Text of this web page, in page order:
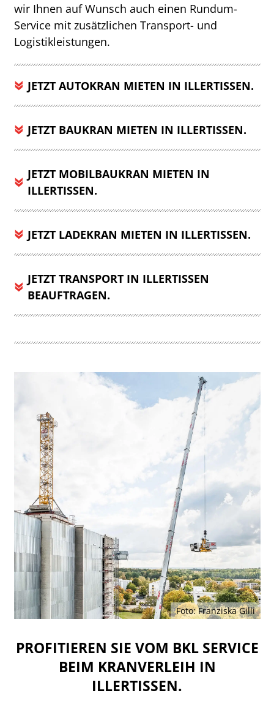
wir Ihnen auf Wunsch auch einen Rundum-
Service mit zusätzlichen Transport- und
Logistikleistungen.
JETZT AUTOKRAN MIETEN IN ILLERTISSEN.
JETZT BAUKRAN MIETEN IN ILLERTISSEN.
JETZT MOBILBAUKRAN MIETEN IN
ILLERTISSEN.
JETZT LADEKRAN MIETEN IN ILLERTISSEN.
JETZT TRANSPORT IN ILLERTISSEN
BEAUFTRAGEN.
Foto: Franziska Gilli
PROFITIEREN SIE VOM BKL SERVICE
BEIM KRANVERLEIH IN
ILLERTISSEN.